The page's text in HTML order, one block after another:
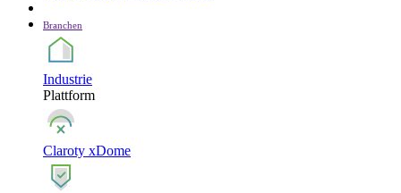
Branchen
Industrie
Plattform
Claroty xDome